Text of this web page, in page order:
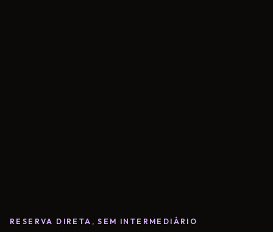
RESERVA DIRETA, SEM INTERMEDIÁRIO